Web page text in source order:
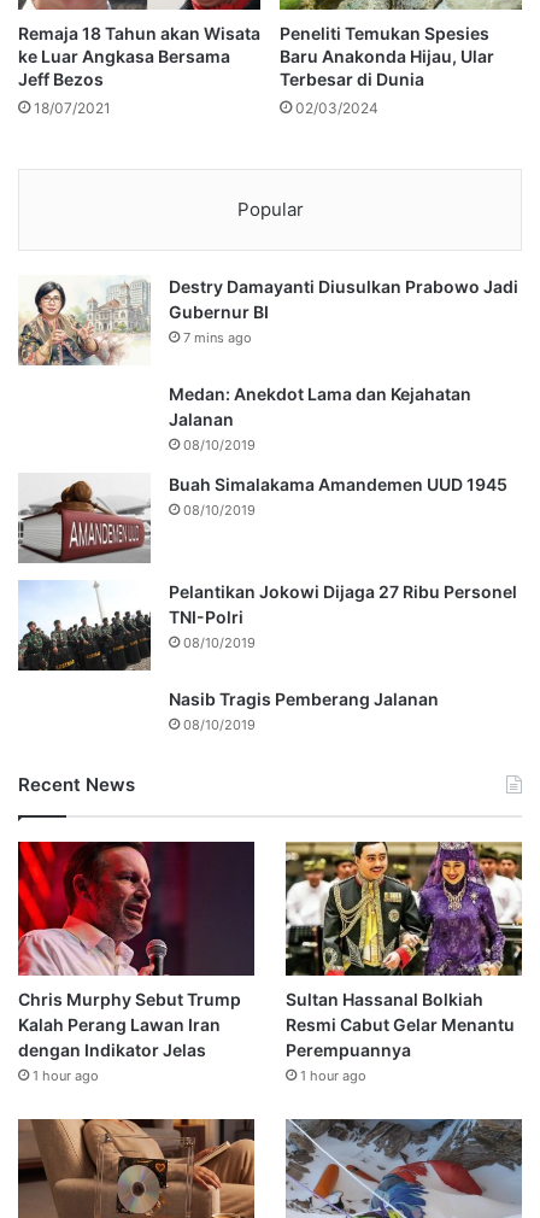
Remaja 18 Tahun akan Wisata
ke Luar Angkasa Bersama
Jeff Bezos
18/07/2021
Peneliti Temukan Spesies
Baru Anakonda Hijau, Ular
Terbesar di Dunia
02/03/2024
Popular
Destry Damayanti Diusulkan Prabowo Jadi
Gubernur BI
7 mins ago
Medan: Anekdot Lama dan Kejahatan
Jalanan
08/10/2019
Buah Simalakama Amandemen UUD 1945
08/10/2019
Pelantikan Jokowi Dijaga 27 Ribu Personel
TNI-Polri
08/10/2019
Nasib Tragis Pemberang Jalanan
08/10/2019
Recent News
Chris Murphy Sebut Trump
Kalah Perang Lawan Iran
dengan Indikator Jelas
1 hour ago
Sultan Hassanal Bolkiah
Resmi Cabut Gelar Menantu
Perempuannya
1 hour ago